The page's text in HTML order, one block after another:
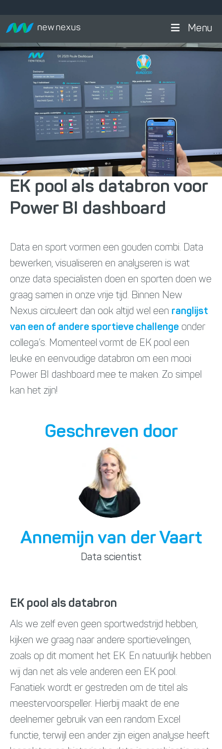
Menu
EK pool als databron voor
Power BI dashboard
Data en sport vormen een gouden combi. Data
bewerken, visualiseren en analyseren is wat
onze data specialisten doen en sporten doen we
graag samen in onze vrije tijd. Binnen New
Nexus circuleert dan ook altijd wel een ranglijst
van een of andere sportieve challenge onder
collega’s. Momenteel vormt de EK pool een
leuke en eenvoudige databron om een mooi
Power BI dashboard mee te maken. Zo simpel
kan het zijn!
Geschreven door
Annemijn van der Vaart
Data scientist
EK pool als databron
Als we zelf even geen sportwedstrijd hebben,
kijken we graag naar andere sportievelingen,
zoals op dit moment het EK. En natuurlijk hebben
wij dan net als vele anderen een EK pool.
Fanatiek wordt er gestreden om de titel als
meestervoorspeller. Hierbij maakt de ene
deelnemer gebruik van een random Excel
functie, terwijl een ander zijn eigen analyse heeft